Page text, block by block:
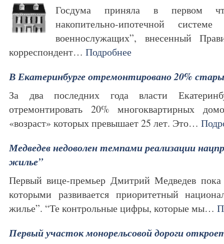
Госдума приняла в первом
накопительно-ипотечной
военнослужащих”, внесенный
корреспондент… Подробнее
В Екатеринбурге отремонтировано 20%
За два последних года власти
отремонтировать 20% многоквартирных
«возраст» которых превышает 25 лет. Это…
Медведев недоволен темпами реализации
жилье”
Первый вице-премьер Дмитрий Медведев пока
которыми развивается приоритетный
жилье”. “Те контрольные цифры, которые мы…
Первый участок монорельсовой дороги